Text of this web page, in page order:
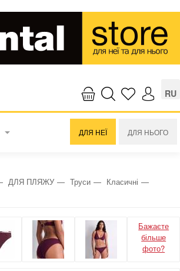
RU
ДЛЯ НЕЇ ДЛЯ НЬОГО
ДЛЯ ПЛЯЖУ Труси
Класичні
Бажаєте
більше
фото?